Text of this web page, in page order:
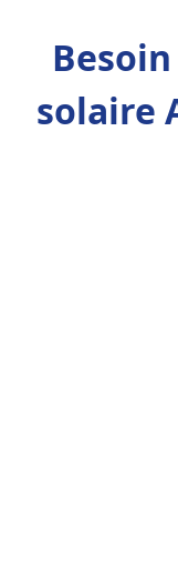
solaire